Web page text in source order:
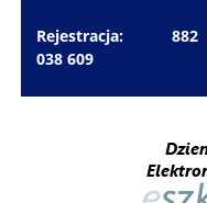
Rejestracja: 882
038 609